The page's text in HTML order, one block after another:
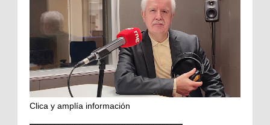
Clica y amplía información